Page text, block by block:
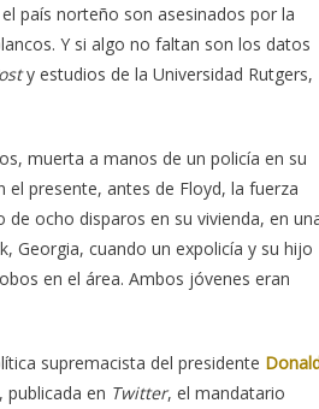
país norteño son asesinados por la
Y si algo no faltan son los datos
y estudios de la Universidad Rutgers,
muerta a manos de un policía en su
el presente, antes de Floyd, la fuerza
ocho disparos en su vivienda, en
Georgia, cuando un expolicía y su hijo
en el área. Ambos jóvenes eran
supremacista del presidente
publicada en Twitter, el mandatario